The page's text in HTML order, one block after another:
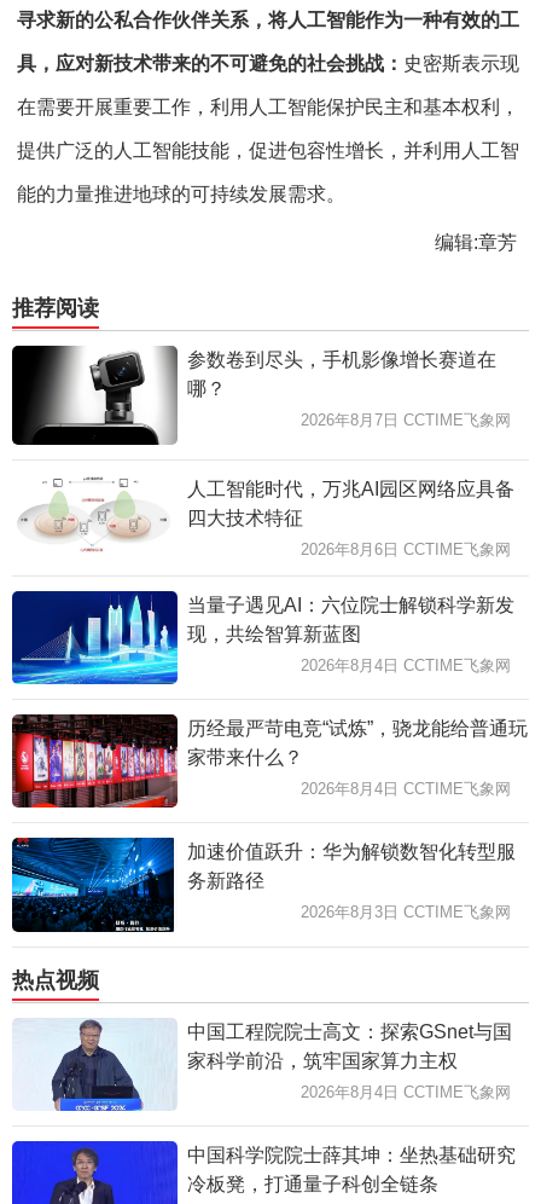
寻求新的公私合作伙伴关系，将人工智能作为一种有效的工
具，应对新技术带来的不可避免的社会挑战： 史密斯表示现
在需要开展重要工作，利用人工智能保护民主和基本权利，
提供广泛的人工智能技能，促进包容性增长，并利用人工智
能的力量推进地球的可持续发展需求。
编辑:章芳
推荐阅读
参数卷到尽头，手机影像增长赛道在
哪？
2026年8月7日 CCTIME飞象网
人工智能时代，万兆AI园区网络应具备
四大技术特征
2026年8月6日 CCTIME飞象网
当量子遇见AI：六位院士解锁科学新发
现，共绘智算新蓝图
2026年8月4日 CCTIME飞象网
历经最严苛电竞“试炼”，骁龙能给普通玩
家带来什么？
2026年8月4日 CCTIME飞象网
加速价值跃升：华为解锁数智化转型服
务新路径
2026年8月3日 CCTIME飞象网
热点视频
中国工程院院士高文：探索GSnet与国
家科学前沿，筑牢国家算力主权
2026年8月4日 CCTIME飞象网
中国科学院院士薛其坤：坐热基础研究
冷板凳，打通量子科创全链条